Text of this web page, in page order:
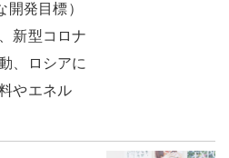
発目標）
新型コロナ
、ロシアに
やエネル